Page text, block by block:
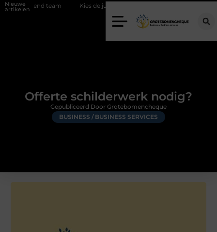
Nieuwe
artikelen
team Kies de juiste diamantboor voor uw project
Offerte schilderwerk nodig?
BUSINESS / BUSINESS SERVICES
Gepubliceerd Door Grotebomencheque